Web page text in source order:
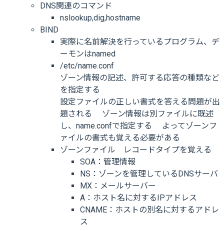
DNS関連のコマンド
nslookup,dig,hostname
BIND
実際に名前解決を行っているプログラム、デ
ーモンはnamed
/etc/name.conf
ゾーン情報の記述、許可する応答の種類など
を指定する
設定ファイルの正しい書式を答える問題が出
題される ゾーン情報は別ファイルに既述
し、name.confで指定する よってゾーンフ
ァイルの書式も覚える必要がある
ゾーンファイル レコードタイプを覚える
SOA：管理情報
NS：ゾーンを管理しているDNSサーバ
MX：メールサーバー
A：ホスト名に対するIPアドレス
CNAME：ホストの別名に対するアドレ
ス